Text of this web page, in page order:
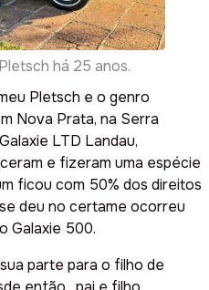
há 25 anos.
Pletsch e o genro
Nova Prata, na Serra
LTD Landau,
e fizeram uma espécie
ficou com 50% dos direitos
deu no certame ocorreu
Galaxie 500.
parte para o filho de